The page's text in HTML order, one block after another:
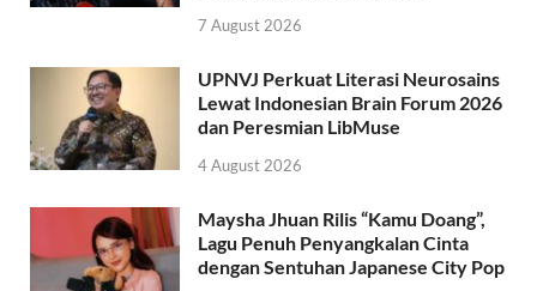
7 August 2026
UPNVJ Perkuat Literasi Neurosains
Lewat Indonesian Brain Forum 2026
dan Peresmian LibMuse
4 August 2026
Maysha Jhuan Rilis “Kamu Doang”,
Lagu Penuh Penyangkalan Cinta
dengan Sentuhan Japanese City Pop